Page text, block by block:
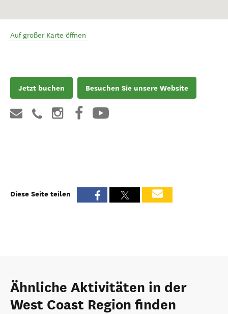
Auf großer Karte öffnen
Jetzt buchen Besuchen Sie unsere Website
Diese Seite teilen
Ähnliche Aktivitäten in der
West Coast Region finden